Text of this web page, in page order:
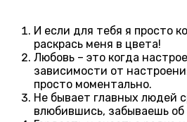
И если для тебя я просто
раскрась меня в цвета!
Любовь – это когда
зависимости от
просто моментально.
Не бывает главных людей
влюбившись, забываешь об